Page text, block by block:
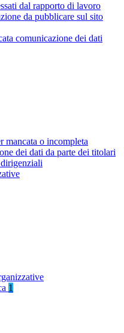
dal rapporto di lavoro
da pubblicare sul sito
comunicazione dei dati
mancata o incompleta
dei dati da parte dei titolari
1